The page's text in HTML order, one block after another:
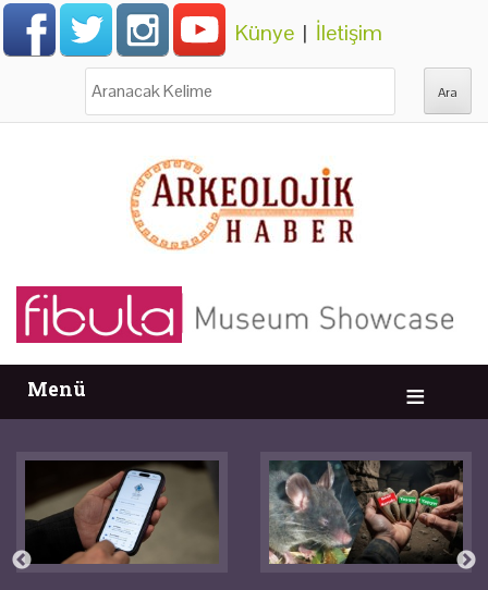
Künye | İletişim
Menü